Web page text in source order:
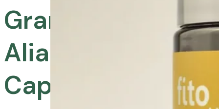
Grandha: Sua
Aliada na Terapia
Capilar